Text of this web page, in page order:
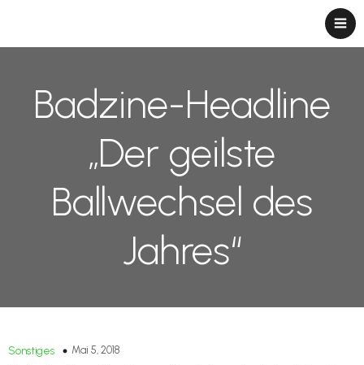
Badzine-Headline
„Der geilste
Ballwechsel des
Jahres“
Sonstiges Mai 5, 2018